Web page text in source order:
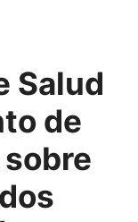
Salud
de